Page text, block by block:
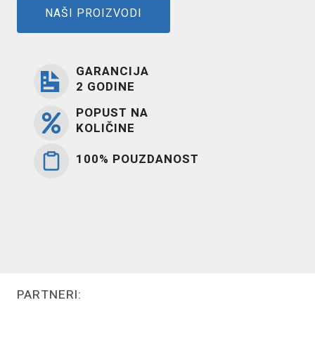
NAŠI PROIZVODI
GARANCIJA
2 GODINE
POPUST NA
KOLIČINE
100% POUZDANOST
PARTNERI: